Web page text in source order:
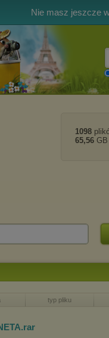
Nie masz jeszcze
1098
65,56 GB
typ pliku
.rar